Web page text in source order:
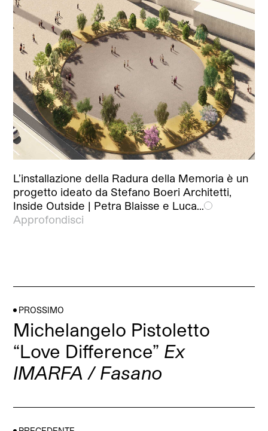
L’installazione della Radura della Memoria è un
progetto ideato da Stefano Boeri Architetti,
Inside Outside | Petra Blaisse e Luca…
Approfondisci
PROSSIMO
Michelangelo Pistoletto
“Love Difference” Ex
IMARFA / Fasano